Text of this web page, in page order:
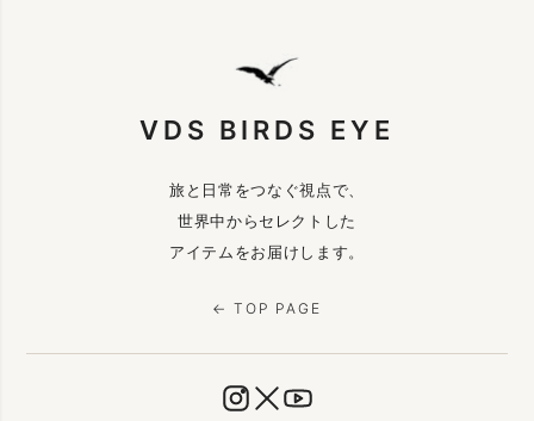
VDS BIRDS EYE
旅と日常をつなぐ視点で、
世界中からセレクトした
アイテムをお届けします。
← TOP PAGE